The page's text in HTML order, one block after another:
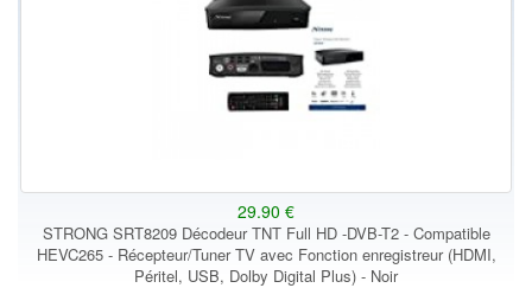
29.90 €
STRONG SRT8209 Décodeur TNT Full HD -DVB-T2 - Compatible
HEVC265 - Récepteur/Tuner TV avec Fonction enregistreur (HDMI,
Péritel, USB, Dolby Digital Plus) - Noir